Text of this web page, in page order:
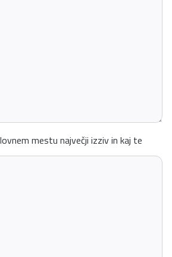
mestu največji izziv in kaj te